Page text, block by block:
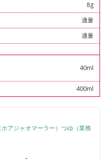
8g
適量
適量
40ml
400ml
アジャオマーラー）つゆ（業務